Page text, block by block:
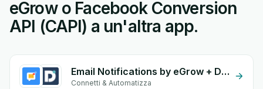
eGrow o Facebook Conversion
API (CAPI) a un'altra app.
Email Notifications by eGrow + Dolicloud
Connetti & Automatizza